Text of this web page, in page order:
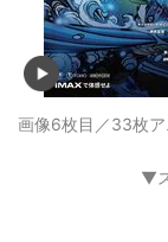
画像6枚目／33枚
▼